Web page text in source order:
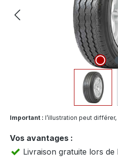
Important : l’illustration peut
Vos avantages :
Livraison gratuite lors de